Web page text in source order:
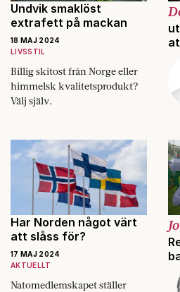
Undvik smaklöst
extrafett på mackan
18 MAJ 2024
LIVSSTIL
Billig skitost från Norge eller
himmelsk kvalitetsprodukt?
Välj själv.
Har Norden något värt
att slåss för?
17 MAJ 2024
AKTUELLT
Natomedlemskapet ställer